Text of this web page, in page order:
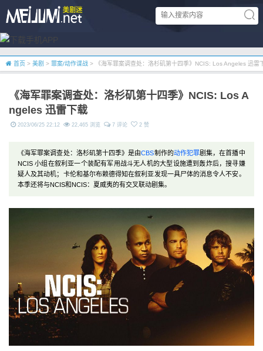
首页 > 美剧 > 罪案/动作谍战 > 《海军罪案调查处：洛杉矶第十四季》NCIS: Los Angeles 迅雷
《海军罪案调查处：洛杉矶第十四季》NCIS: Los A
ngeles 迅雷下载
2023/06/25 22:12 22,465 浏览 7 评论 2 赞
《海军罪案调查处：洛杉矶第十四季》是由CBS制作的动作犯罪剧集，在首播中
NCIS 小组在叙利亚一个装配有军用战斗无人机的大型设施遭到轰炸后，搜寻嫌
疑人及其动机；卡伦和基尔布赖德得知在叙利亚发现一具尸体的消息令人不安。
本季还将与NCIS和NCIS：夏威夷的有交叉联动剧集。